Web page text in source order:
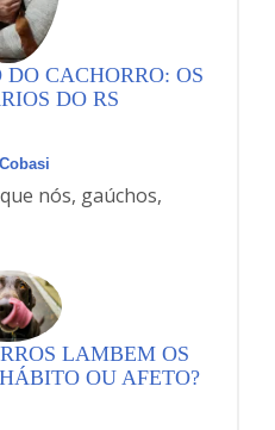
CACHORRO: OS
DO RS
nós, gaúchos,
LAMBEM OS
OU AFETO?